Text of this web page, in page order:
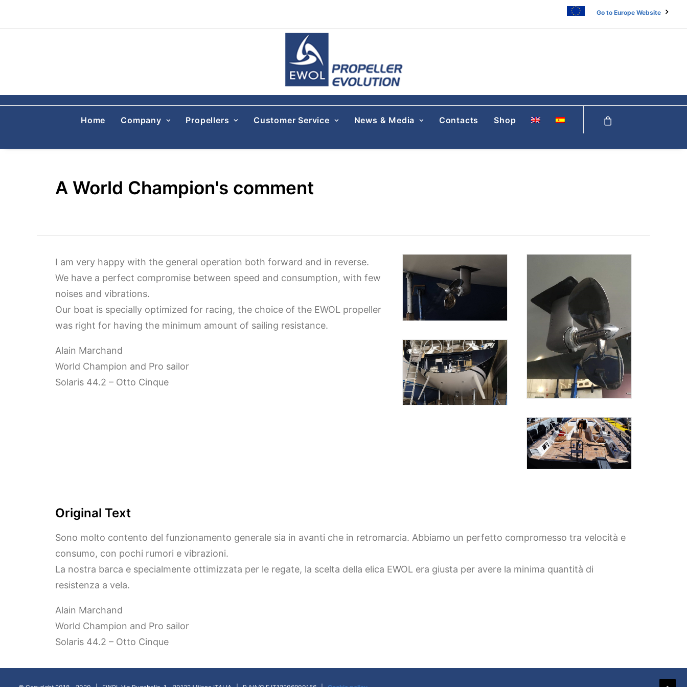
Go to Europe Website
Home Company Propellers Customer Service News & Media Contacts Shop
A World Champion's comment
I am very happy with the general operation both forward and in reverse.
We have a perfect compromise between speed and consumption, with few
noises and vibrations.
Our boat is specially optimized for racing, the choice of the EWOL propeller
was right for having the minimum amount of sailing resistance.
Alain Marchand
World Champion and Pro sailor
Solaris 44.2 – Otto Cinque
Original Text
Sono molto contento del funzionamento generale sia in avanti che in retromarcia. Abbiamo un perfetto compromesso tra velocità e
consumo, con pochi rumori e vibrazioni.
La nostra barca e specialmente ottimizzata per le regate, la scelta della elica EWOL era giusta per avere la minima quantità di
resistenza a vela.
Alain Marchand
World Champion and Pro sailor
Solaris 44.2 – Otto Cinque